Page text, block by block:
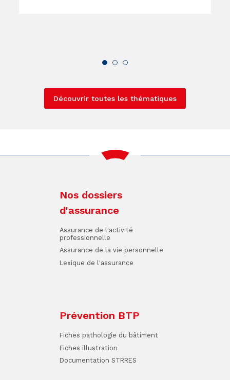
Découvrir toutes les thématiques
Nos dossiers
d'assurance
Assurance de l'activité
professionnelle
Assurance de la vie personnelle
Lexique de l'assurance
Prévention BTP
Fiches pathologie du bâtiment
Fiches illustration
Documentation STRRES